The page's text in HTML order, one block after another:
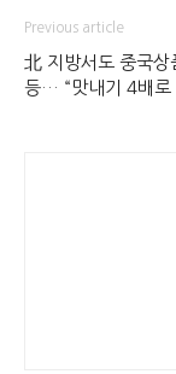
Previous article
北 지방서도 중국상
등… “맛내기 4배로